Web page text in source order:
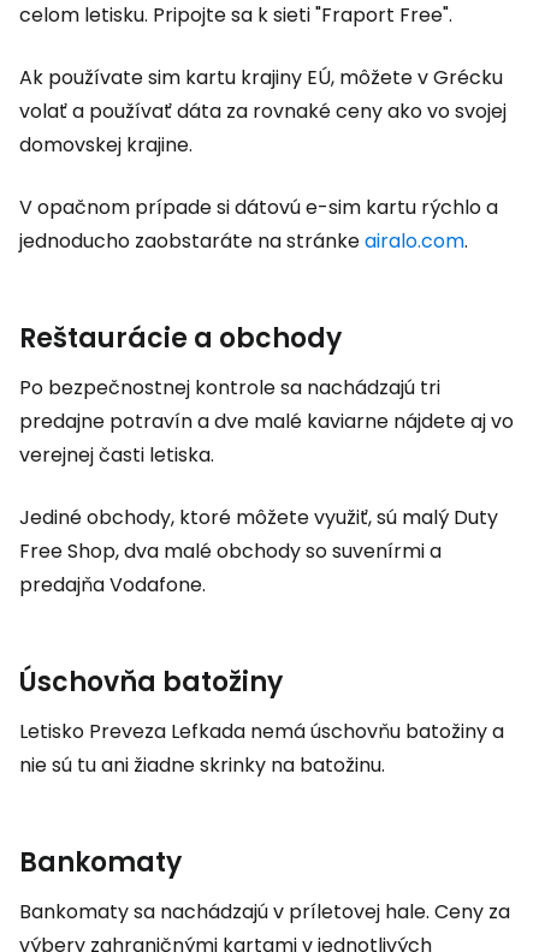
celom letisku. Pripojte sa k sieti "Fraport Free".
Ak používate sim kartu krajiny EÚ, môžete v Grécku
volať a používať dáta za rovnaké ceny ako vo svojej
domovskej krajine.
V opačnom prípade si dátovú e-sim kartu rýchlo a
jednoducho zaobstaráte na stránkeairalo.com.
Reštaurácie a obchody
Po bezpečnostnej kontrole sa nachádzajú tri
predajne potravín a dve malé kaviarne nájdete aj vo
verejnej časti letiska.
Jediné obchody, ktoré môžete využiť, sú malý Duty
Free Shop, dva malé obchody so suvenírmi a
predajňa Vodafone.
Úschovňa batožiny
Letisko Preveza Lefkada nemá úschovňu batožiny a
nie sú tu ani žiadne skrinky na batožinu.
Bankomaty
Bankomaty sa nachádzajú v príletovej hale. Ceny za
výbery zahraničnými kartami v jednotlivých